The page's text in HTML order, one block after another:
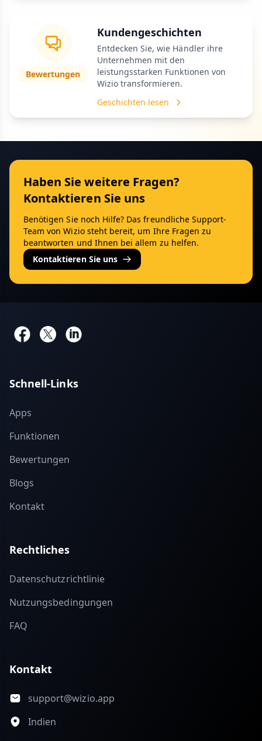
Bewertungen
Kundengeschichten
Entdecken Sie, wie Händler ihre
Unternehmen mit den
leistungsstarken Funktionen von
Wizio transformieren.
Geschichten lesen
Haben Sie weitere Fragen?
Kontaktieren Sie uns
Benötigen Sie noch Hilfe? Das freundliche Support-
Team von Wizio steht bereit, um Ihre Fragen zu
beantworten und Ihnen bei allem zu helfen.
Kontaktieren Sie uns
Schnell-Links
Apps
Funktionen
Bewertungen
Blogs
Kontakt
Rechtliches
Datenschutzrichtlinie
Nutzungsbedingungen
FAQ
Kontakt
support@wizio.app
Indien